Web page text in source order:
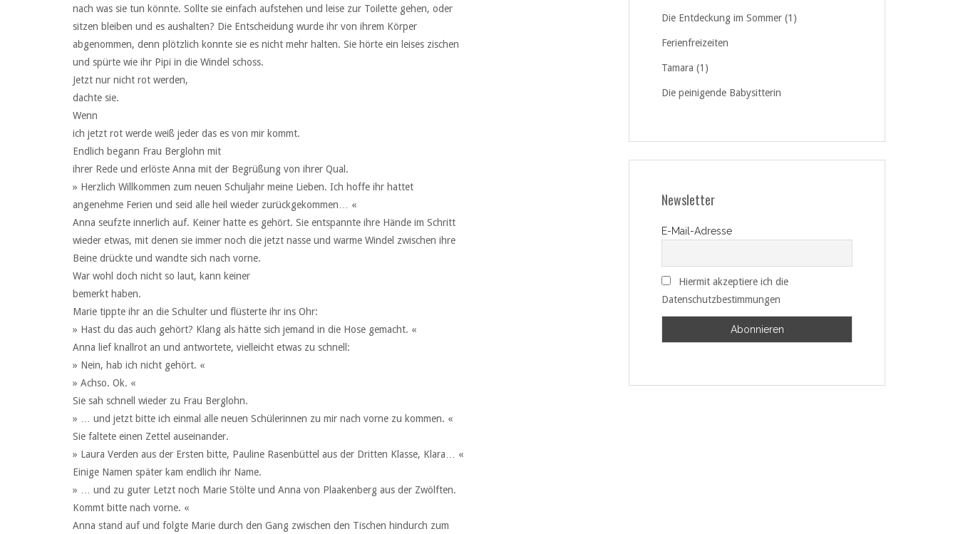
nach was sie tun könnte. Sollte sie einfach aufstehen und leise zur Toilette gehen, oder
sitzen bleiben und es aushalten? Die Entscheidung wurde ihr von ihrem Körper
abgenommen, denn plötzlich konnte sie es nicht mehr halten. Sie hörte ein leises zischen
und spürte wie ihr Pipi in die Windel schoss.
Jetzt nur nicht rot werden,
dachte sie.
Wenn
ich jetzt rot werde weiß jeder das es von mir kommt.
Endlich begann Frau Berglohn mit
ihrer Rede und erlöste Anna mit der Begrüßung von ihrer Qual.
» Herzlich Willkommen zum neuen Schuljahr meine Lieben. Ich hoffe ihr hattet
angenehme Ferien und seid alle heil wieder zurückgekommen… «
Anna seufzte innerlich auf. Keiner hatte es gehört. Sie entspannte ihre Hände im Schritt
wieder etwas, mit denen sie immer noch die jetzt nasse und warme Windel zwischen ihre
Beine drückte und wandte sich nach vorne.
War wohl doch nicht so laut, kann keiner
bemerkt haben.
Marie tippte ihr an die Schulter und flüsterte ihr ins Ohr:
» Hast du das auch gehört? Klang als hätte sich jemand in die Hose gemacht. «
Anna lief knallrot an und antwortete, vielleicht etwas zu schnell:
» Nein, hab ich nicht gehört. «
» Achso. Ok. «
Sie sah schnell wieder zu Frau Berglohn.
» … und jetzt bitte ich einmal alle neuen Schülerinnen zu mir nach vorne zu kommen. «
Sie faltete einen Zettel auseinander.
» Laura Verden aus der Ersten bitte, Pauline Rasenbüttel aus der Dritten Klasse, Klara… «
Einige Namen später kam endlich ihr Name.
» … und zu guter Letzt noch Marie Stölte und Anna von Plaakenberg aus der Zwölften.
Kommt bitte nach vorne. «
Anna stand auf und folgte Marie durch den Gang zwischen den Tischen hindurch zum
Die Entdeckung im Sommer (1)
Ferienfreizeiten
Tamara (1)
Die peinigende Babysitterin
Newsletter
E-Mail-Adresse
Hiermit akzeptiere ich die
Datenschutzbestimmungen